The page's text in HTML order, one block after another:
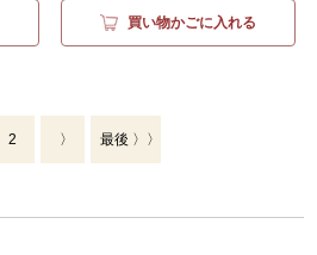
買い物かごに入れる
2 〉 最後 〉〉